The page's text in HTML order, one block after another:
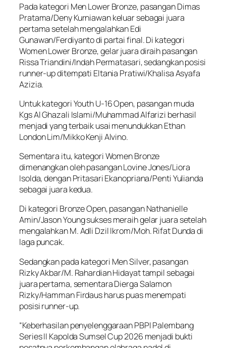
Pada kategori Men Lower Bronze, pasangan Dimas
Pratama/Deny Kurniawan keluar sebagai juara
pertama setelah mengalahkan Edi
Gunawan/Ferdiyanto di partai final. Di kategori
Women Lower Bronze, gelar juara diraih pasangan
Rissa Triandini/Indah Permatasari, sedangkan posisi
runner-up ditempati Eltania Pratiwi/Khalisa Asyafa
Azizia.
Untuk kategori Youth U-16 Open, pasangan muda
Kgs Al Ghazali Islami/Muhammad Alfarizi berhasil
menjadi yang terbaik usai menundukkan Ethan
London Lim/Mikko Kenji Alvino.
Sementara itu, kategori Women Bronze
dimenangkan oleh pasangan Lovine Jones/Liora
Isolda, dengan Pritasari Ekanopriana/Penti Yulianda
sebagai juara kedua.
Di kategori Bronze Open, pasangan Nathanielle
Amin/Jason Young sukses meraih gelar juara setelah
mengalahkan M. Adli Dzil Ikrom/Moh. Rifat Dunda di
laga puncak.
Sedangkan pada kategori Men Silver, pasangan
Rizky Akbar/M. Rahardian Hidayat tampil sebagai
juara pertama, sementara Dierga Salamon
Rizky/Hamman Firdaus harus puas menempati
posisi runner-up.
“Keberhasilan penyelenggaraan PBPI Palembang
Series II Kapolda Sumsel Cup 2026 menjadi bukti